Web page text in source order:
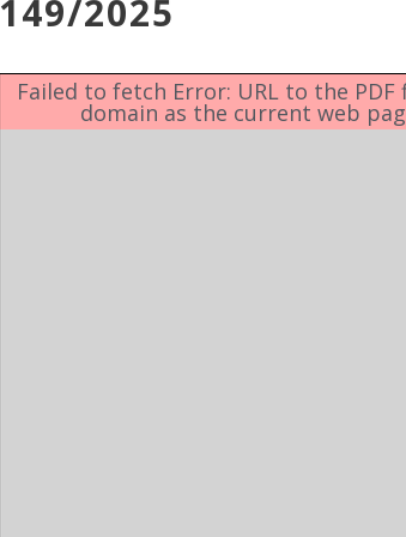
Επιτροπή
Ενότητες
149/2025
Failed to fetch Error: URL to the
domain as the current web